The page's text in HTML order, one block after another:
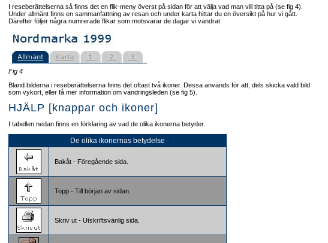
I reseberättelserna så finns det en flik-meny överst på sidan för att välja vad man vill titta på (se fig 4).
Under allmänt finns en sammanfattning av resan och under karta hittar du en översikt på hur vi gått.
Därefter följer några numrerade flikar som motsvarar de dagar vi vandrat.
Fig 4
Bland bilderna i reseberättelserna finns det oftast två ikoner. Dessa används för att, dels skicka vald bild
som vykort, eller få mer information om vandringsleden (se fig 5).
HJÄLP [knappar och ikoner]
I tabellen nedan finns en förklaring av vad de olika ikonerna betyder.
De olika ikonernas betydelse
Bakåt - Föregående sida.
Topp - Till början av sidan.
Skriv ut - Utskriftsvänlig sida.